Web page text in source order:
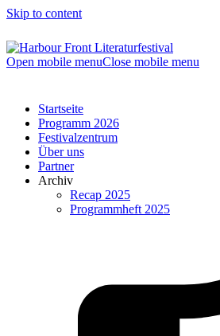
Skip to content
Open mobile menuClose mobile menu
Startseite
Programm 2026
Festivalzentrum
Über uns
Partner
Archiv
Recap 2025
Programmheft 2025